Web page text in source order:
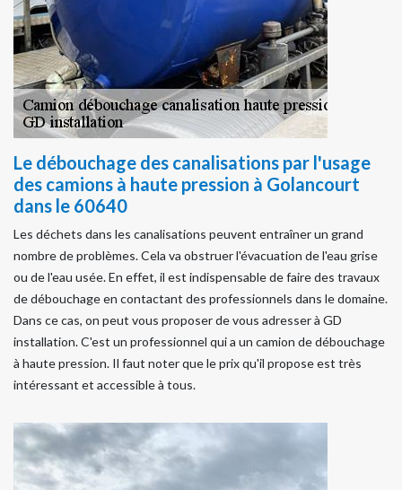
Le débouchage des canalisations par l'usage
des camions à haute pression à Golancourt
dans le 60640
Les déchets dans les canalisations peuvent entraîner un grand
nombre de problèmes. Cela va obstruer l'évacuation de l'eau grise
ou de l'eau usée. En effet, il est indispensable de faire des travaux
de débouchage en contactant des professionnels dans le domaine.
Dans ce cas, on peut vous proposer de vous adresser à GD
installation. C'est un professionnel qui a un camion de débouchage
à haute pression. Il faut noter que le prix qu'il propose est très
intéressant et accessible à tous.